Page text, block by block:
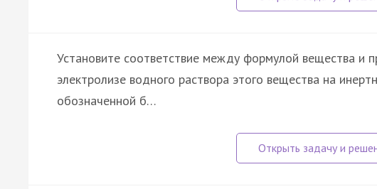
Установите соответствие между формулой вещества и
электролизе водного раствора этого вещества на
обозначенной б…